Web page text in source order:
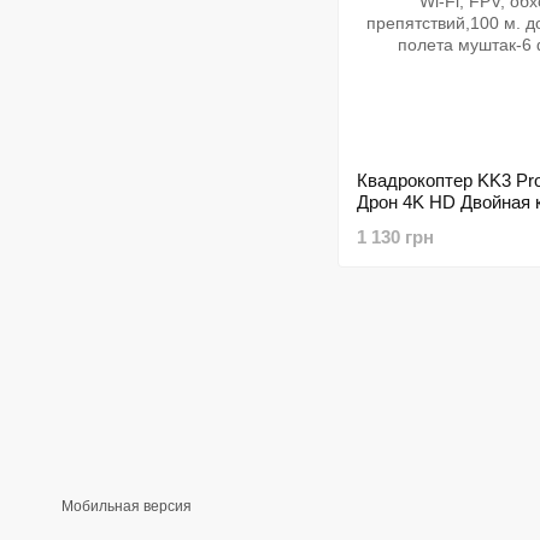
Квадрокоптер KK3
Дрон 4K HD Двойная
препятствий,100 м.
1 130 грн
Мобильная версия